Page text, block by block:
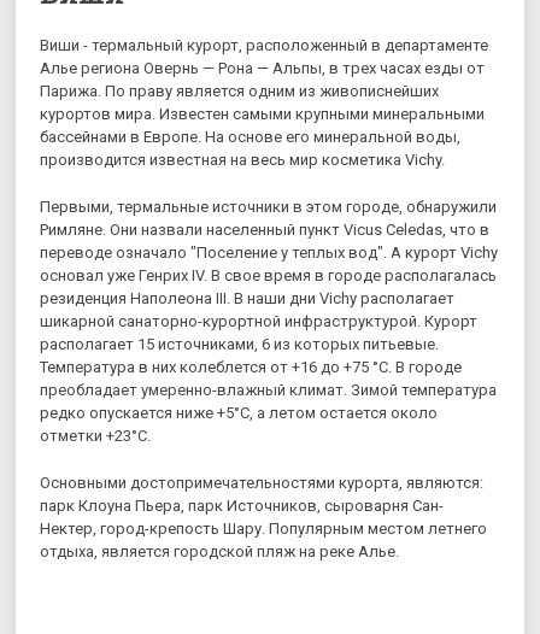
Виши - термальный курорт, расположенный в департаменте
Алье региона Овернь — Рона — Альпы, в трех часах езды от
Парижа. По праву является одним из живописнейших
курортов мира. Известен самыми крупными минеральными
бассейнами в Европе. На основе его минеральной воды,
производится известная на весь мир косметика Vichy.
Первыми, термальные источники в этом городе, обнаружили
Римляне. Они назвали населенный пункт Vicus Celedas, что в
переводе означало "Поселение у теплых вод". А курорт Vichy
основал уже Генрих IV. В свое время в городе располагалась
резиденция Наполеона III. В наши дни Vichy располагает
шикарной санаторно-курортной инфраструктурой. Курорт
располагает 15 источниками, 6 из которых питьевые.
Температура в них колеблется от +16 до +75 °C. В городе
преобладает умеренно-влажный климат. Зимой температура
редко опускается ниже +5°C, а летом остается около
отметки +23°C.
Основными достопримечательностями курорта, являются:
парк Клоуна Пьера, парк Источников, сыроварня Сан-
Нектер, город-крепость Шару. Популярным местом летнего
отдыха, является городской пляж на реке Алье.